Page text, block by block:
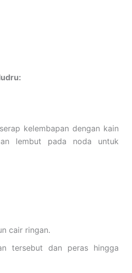
kelembapan dengan kain
lembut pada noda untuk
cair ringan.
tersebut dan peras hingga